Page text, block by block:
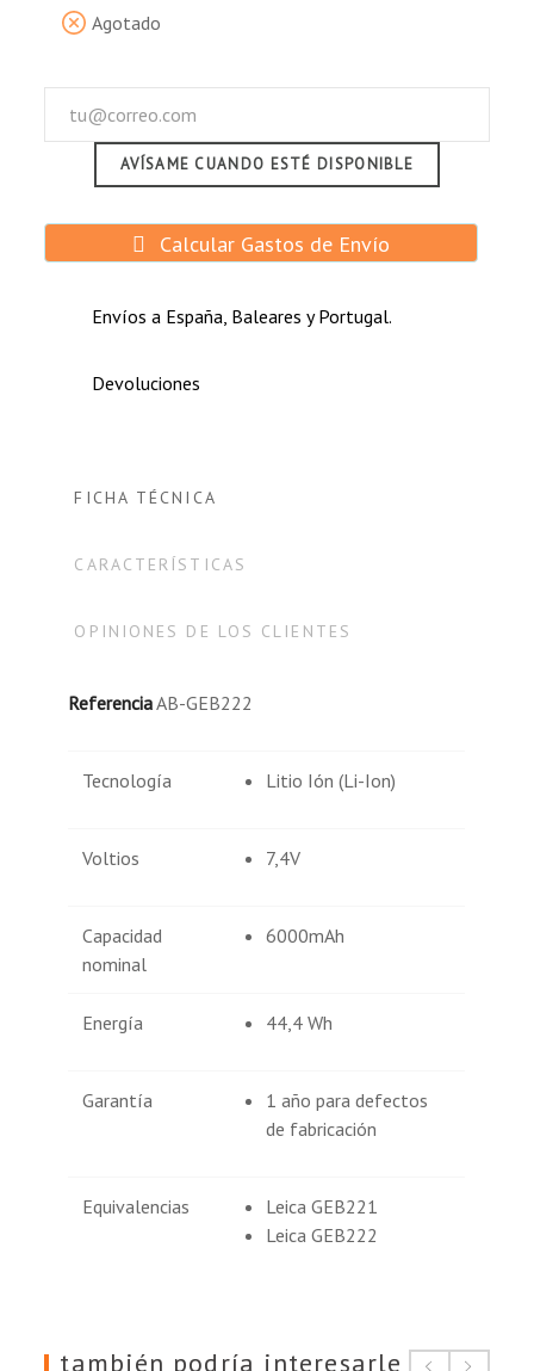
Agotado
AVÍSAME CUANDO ESTÉ DISPONIBLE
Calcular Gastos de Envío
Envíos a España, Baleares y Portugal.
Devoluciones
FICHA TÉCNICA
CARACTERÍSTICAS
OPINIONES DE LOS CLIENTES
ReferenciaAB-GEB222
Tecnología Litio Ión (Li-Ion)
Voltios 7,4V
Capacidad
nominal
6000mAh
Energía 44,4 Wh
Garantía
1 año para defectos
de fabricación
Equivalencias
Leica GEB221
Leica GEB222
también podría interesarle